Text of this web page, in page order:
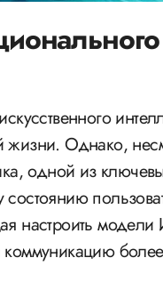
Однако,
одной из
настроить модели